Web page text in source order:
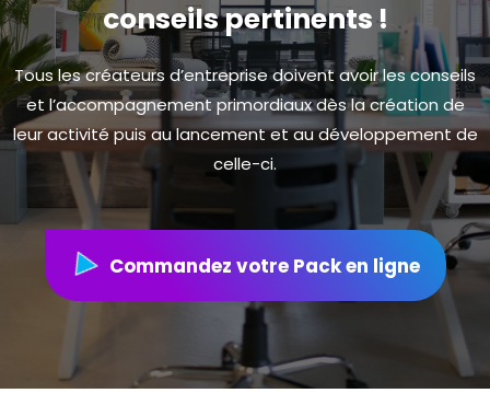
conseils pertinents !
Tous les créateurs d’entreprise doivent avoir les conseils
et l’accompagnement primordiaux dès la création de
leur activité puis au lancement et au développement de
celle-ci.
Commandez votre Pack en ligne